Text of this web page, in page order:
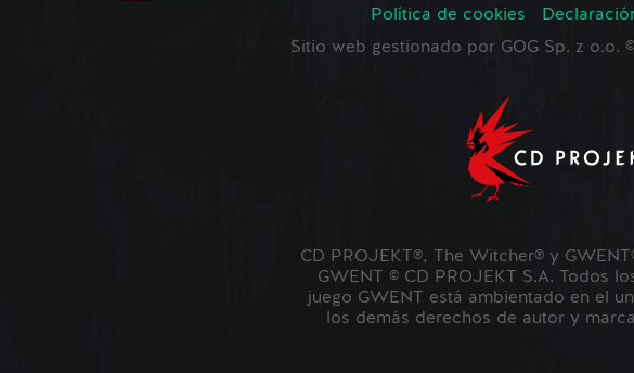
Política de cookies
Sitio web gestionado por GOG Sp. z o.o.
CD PROJEKT®, The Witcher® y
GWENT © CD PROJEKT S.A. Todos
juego GWENT está ambientado en el
los demás derechos de autor y